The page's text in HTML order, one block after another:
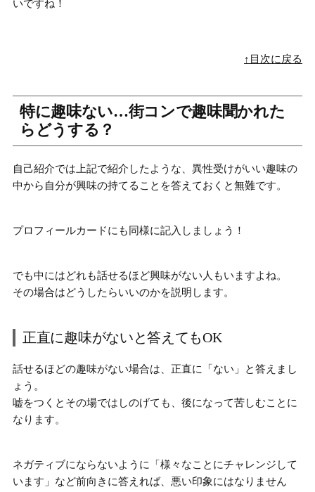
いですね！
↑目次に戻る
特に趣味ない…街コンで趣味聞かれた
らどうする？
自己紹介では上記で紹介したような、 異性受けがいい趣味の
中から自分が興味の持てることを答えておく と無難です。
プロフィールカードにも同様に記入しましょう！
でも中にはどれも話せるほど興味がない人もいますよね。
その場合はどうしたらいいのかを説明します。
正直に趣味がないと答えてもOK
話せるほどの趣味がない場合は、正直に「ない」と答えまし
ょう。
嘘をつくとその場ではしのげても、後になって苦しむことに
なります。
ネガティブにならないように 「様々なことにチャレンジして
います」 など前向きに答えれば、悪い印象にはなりません